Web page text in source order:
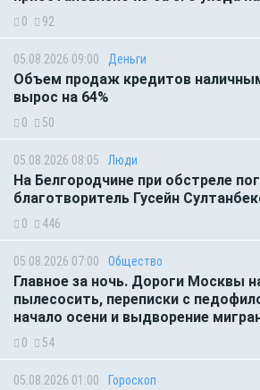
0 92
05.08.2026 09:00 Деньги
Объем продаж кредитов
вырос на 64%
0 50
05.08.2026 08:05 Люди
На Белгородчине при обстреле
благотворитель Гусейн
0 446
05.08.2026 07:00 Общество
Главное за ночь. Дороги Москвы
пылесосить, переписки с
начало осени и выдворение
0 54
05.08.2026 01:00 Гороскоп